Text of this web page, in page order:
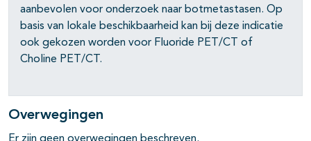
open- en dichtklappen
open- en dichtklappen
aanbevolen voor onderzoek naar botmetastasen. Op
basis van lokale beschikbaarheid kan bij deze indicatie
ook gekozen worden voor Fluoride PET/CT of
Choline PET/CT.
Overwegingen